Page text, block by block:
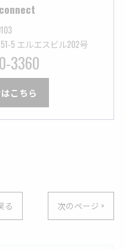
5 エルエスビル202号
3360
こちら
る 次のページ >